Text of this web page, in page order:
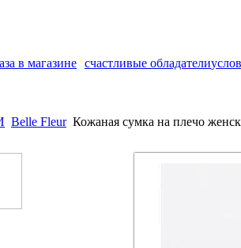
в магазине счастливые обладатели
Belle Fleur Кожаная сумка на плечо